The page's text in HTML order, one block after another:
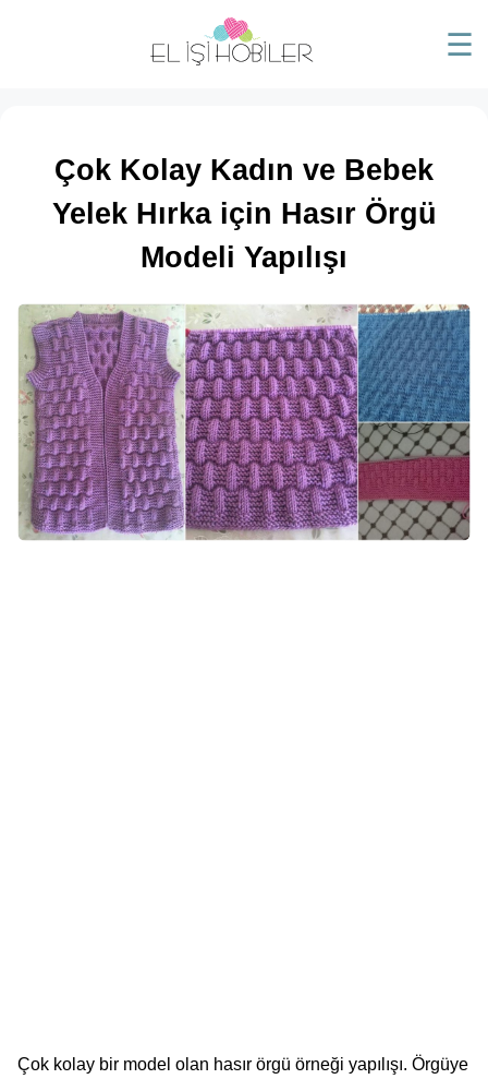
☰
Çok Kolay Kadın ve Bebek
Yelek Hırka için Hasır Örgü
Modeli Yapılışı
Çok kolay bir model olan hasır örgü örneği yapılışı. Örgüye